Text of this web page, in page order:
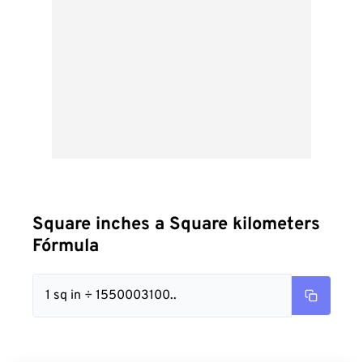
Square inches a Square kilometers
Fórmula
1 sq in ÷ 1550003100..